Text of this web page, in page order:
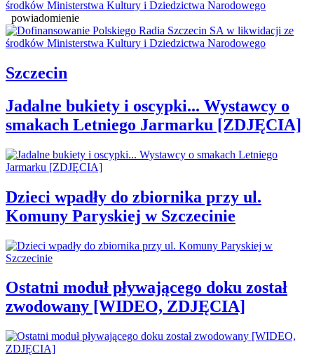
powiadomienie
Szczecin
Jadalne bukiety i oscypki... Wystawcy o
smakach Letniego Jarmarku [ZDJĘCIA]
Dzieci wpadły do zbiornika przy ul.
Komuny Paryskiej w Szczecinie
Ostatni moduł pływającego doku został
zwodowany [WIDEO, ZDJĘCIA]